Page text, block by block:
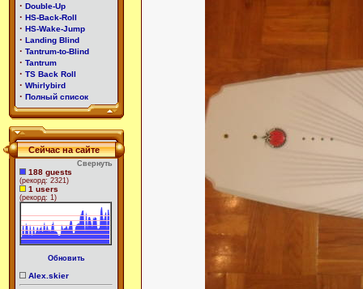
· Double-Up
· HS-Back-Roll
· HS-Wake-Jump
· Landing Blind
· Tantrum-to-Blind
· Tantrum
· TS Back Roll
· Whirlybird
· Полный список
Сейчас на сайте
Свернуть
188 guests
(рекорд: 2321)
1 users
(рекорд: 1)
Обновить
Alex.skier